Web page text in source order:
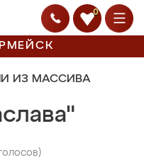
0
ИЗ МАССИВА